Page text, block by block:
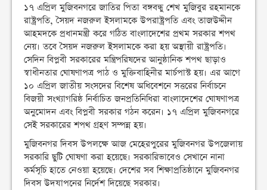
১৭ এপ্রিল মুজিবনগরে জাতির পিতা বঙ্গবন্ধু শেখ মুজিবুর রহমানকে
রাষ্ট্রপতি, সৈয়দ নজরুল ইসলামকে উপরাষ্ট্রপতি এবং তাজউদ্দীন
আহমদকে প্রধানমন্ত্রী করে গঠিত বাংলাদেশের প্রথম সরকার শপথ
নেয়। তবে সৈয়দ নজরুল ইসলামকে করা হয় অস্থায়ী রাষ্ট্রপতি।
সেদিন বিপ্লবী সরকারের মন্ত্রিপরিষদের আনুষ্ঠানিক শপথ ছাড়াও
স্বাধীনতার ঘোষণাপত্র পাঠ ও মুক্তিবাহিনীর মার্চপাস্ট হয়। এর আগে
১০ এপ্রিল জাতীয় সংসদের বিশেষ অধিবেশনে সত্তরের নির্বাচনে
বিজয়ী সংখ্যাগরিষ্ঠ নির্বাচিত জনপ্রতিনিধিরা বাংলাদেশের ঘোষণাপত্র
অনুমোদন এবং বিপ্লবী সরকার গঠন করেন। ১৭ এপ্রিল মুজিবনগরে
সেই সরকারের শপথ গ্রহণ সম্পন্ন হয়।
মুজিবনগর দিবস উপলক্ষে আজ মেহেরপুরের মুজিবনগর উপজেলায়
সরকারি ছুটি ঘোষণা করা হয়েছে। সরকারিভাবেও সেখানে নানা
কর্মসূচি হাতে নেওয়া হয়েছে। দেশের সব শিক্ষাপ্রতিষ্ঠানে মুজিবনগর
দিবস উদযাপনের নির্দেশ দিয়েছে সরকার।